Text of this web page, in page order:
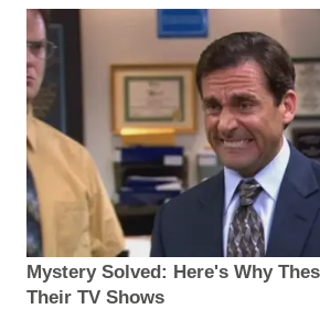
Mystery Solved: Here's Why
Their TV Shows